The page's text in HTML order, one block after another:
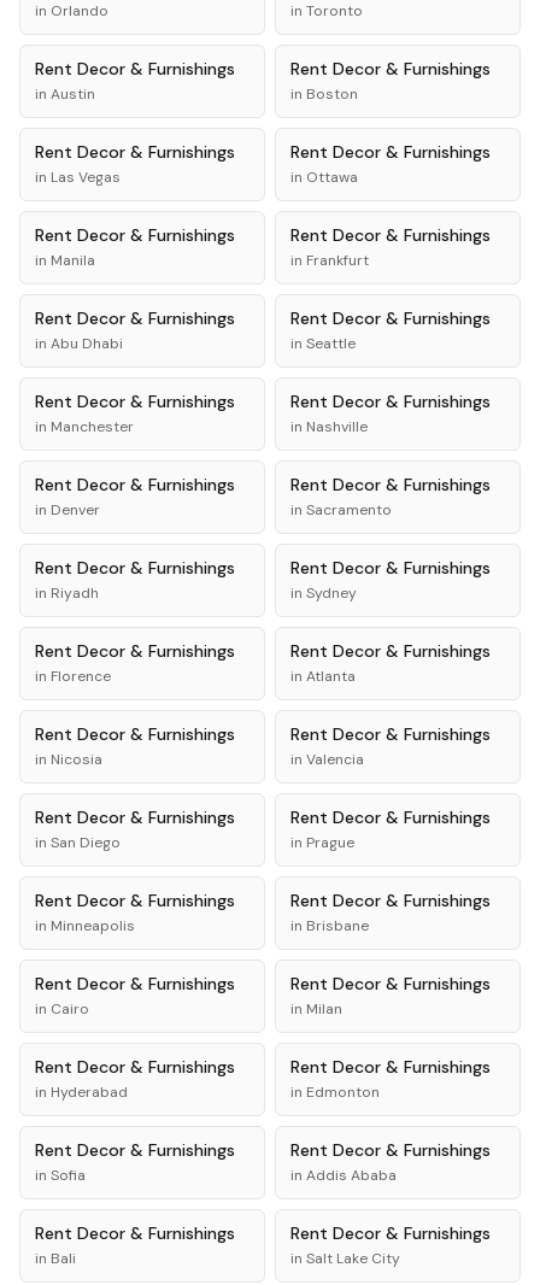
in Orlando in Toronto
Rent Decor & Furnishings
in Austin
Rent Decor & Furnishings
in Boston
Rent Decor & Furnishings
in Las Vegas
Rent Decor & Furnishings
in Ottawa
Rent Decor & Furnishings
in Manila
Rent Decor & Furnishings
in Frankfurt
Rent Decor & Furnishings
in Abu Dhabi
Rent Decor & Furnishings
in Seattle
Rent Decor & Furnishings
in Manchester
Rent Decor & Furnishings
in Nashville
Rent Decor & Furnishings
in Denver
Rent Decor & Furnishings
in Sacramento
Rent Decor & Furnishings
in Riyadh
Rent Decor & Furnishings
in Sydney
Rent Decor & Furnishings
in Florence
Rent Decor & Furnishings
in Atlanta
Rent Decor & Furnishings
in Nicosia
Rent Decor & Furnishings
in Valencia
Rent Decor & Furnishings
in San Diego
Rent Decor & Furnishings
in Prague
Rent Decor & Furnishings
in Minneapolis
Rent Decor & Furnishings
in Brisbane
Rent Decor & Furnishings
in Cairo
Rent Decor & Furnishings
in Milan
Rent Decor & Furnishings
in Hyderabad
Rent Decor & Furnishings
in Edmonton
Rent Decor & Furnishings
in Sofia
Rent Decor & Furnishings
in Addis Ababa
Rent Decor & Furnishings
in Bali
Rent Decor & Furnishings
in Salt Lake City